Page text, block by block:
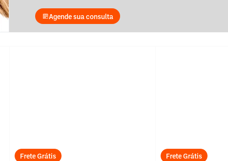
Agende sua consulta
Frete Grátis Frete Grátis